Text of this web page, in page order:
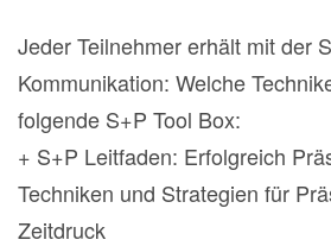
Jeder Teilnehmer erhält mit der
Kommunikation: Welche
folgende S+P Tool Box:
+ S+P Leitfaden: Erfolgreich
Techniken und Strategien für
Zeitdruck